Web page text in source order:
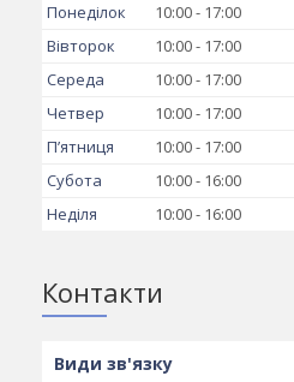
Понеділок 10:00
17:00
Вівторок
10:00
17:00
Середа
10:00
17:00
Четвер
10:00
17:00
Пʼятниця
10:00
17:00
Субота
10:00
16:00
Неділя
10:00 16:00
Контакти